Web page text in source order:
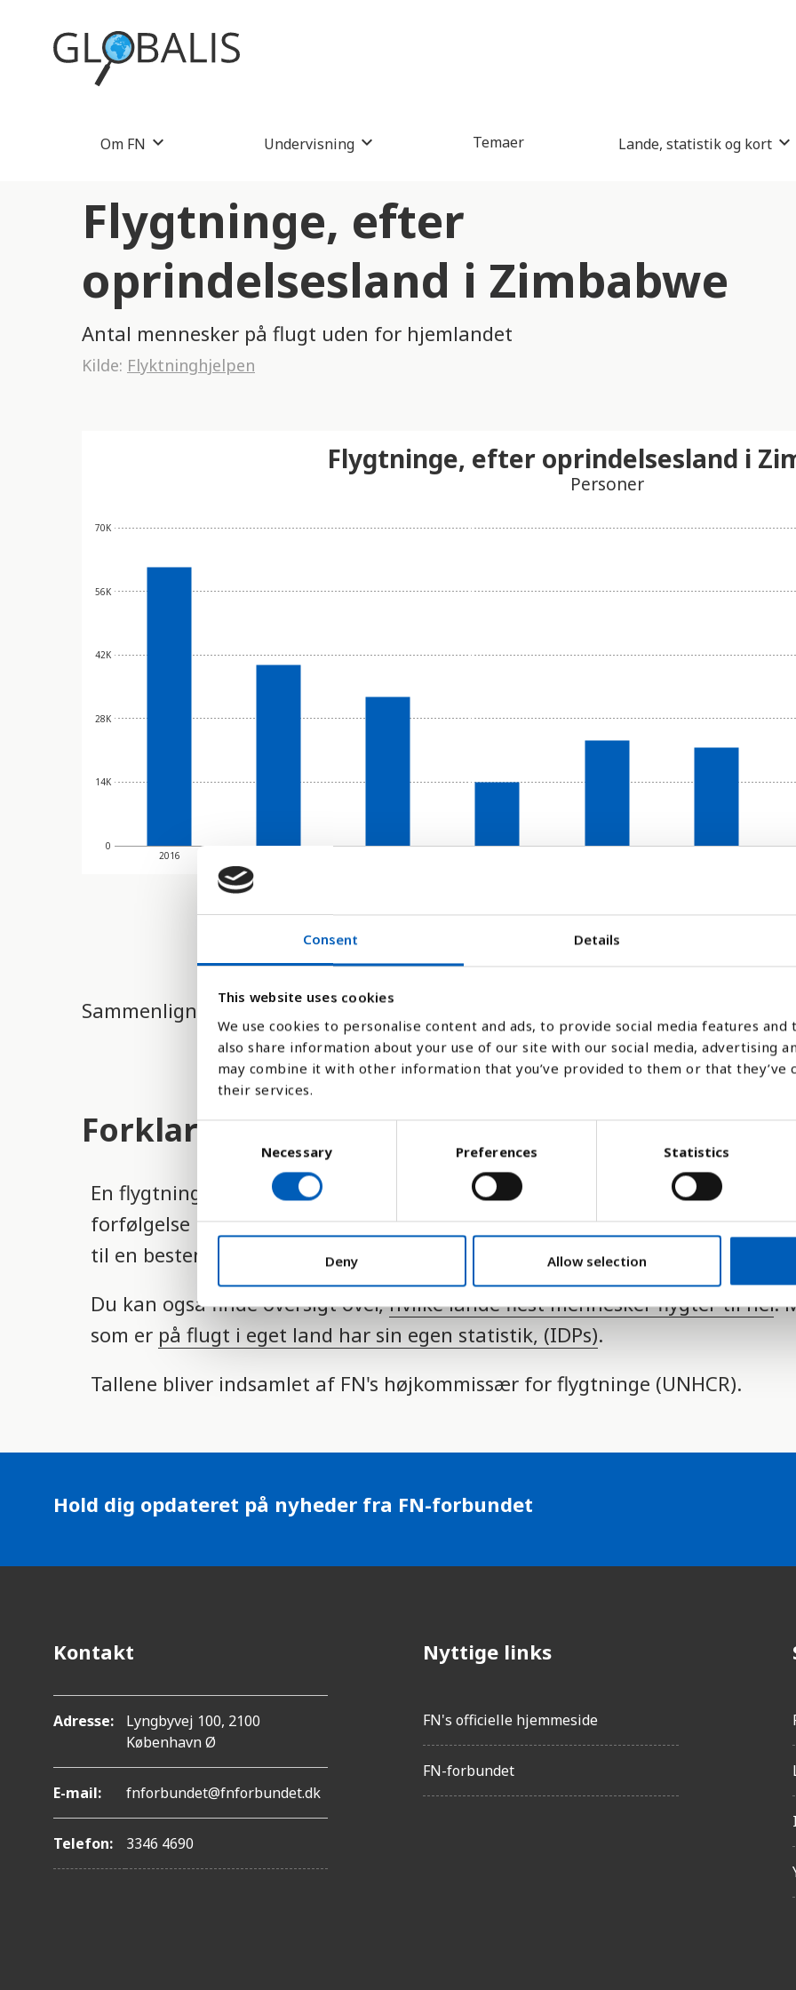
Consent Details
This website uses cookies
We use cookies to personalise content and ads, to provide social media features and
also share information about your use of our site with our social media, advertising
may combine it with other information that you’ve provided to them or that they’ve
their services.
C
s
t
e
e
t
n
Necessary Preferences Statistics
Deny Allow selection
Om FN Undervisning Temaer Lande, statistik og kort
Flygtninge, efter
oprindelsesland i Zimbabwe
Antal mennesker på flugt uden for hjemlandet
Kilde: Flyktninghjelpen
0
14K
28K
42K
56K
70K
2016
Flygtninge, efter oprindelsesland i
Personer
Søjlediagram Linje Flade
Sammenligne med:
Forklaring
En flygtning er en person, som er flygtet fra sit hjemland og med rette
forfølgelse på grund af race, religion, nationalitet, politisk opfattelse eller
til en bestemt social gruppe.
Du kan også finde oversigt over,hvilke lande flest mennesker flygter til her.
som er på flugt i eget land har sin egen statistik, (IDPs).
Tallene bliver indsamlet af FN's højkommissær for flygtninge (UNHCR).
Hold dig opdateret på nyheder fra FN-forbundet
Kontakt
Adresse:
Lyngbyvej 100, 2100
København Ø
E-mail: fnforbundet@fnforbundet.dk
Telefon: 3346 4690
Nyttige links
FN's officielle hjemmeside
FN-forbundet